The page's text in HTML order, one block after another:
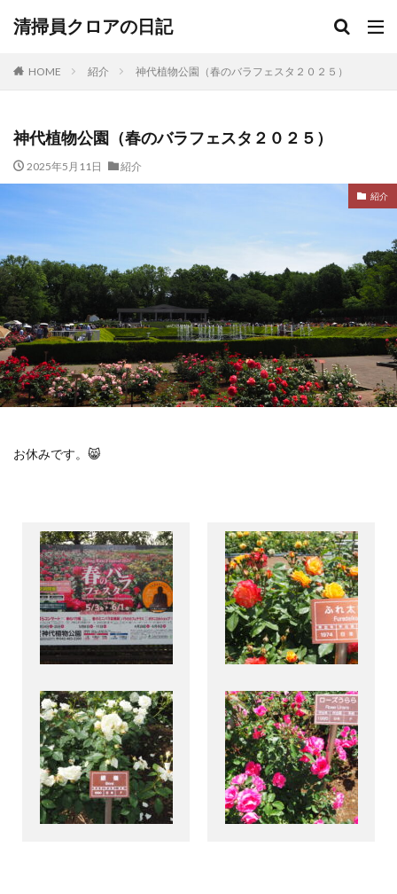
清掃員クロアの日記
HOME 紹介 神代植物公園（春のバラフェスタ２０２５）
神代植物公園（春のバラフェスタ２０２５）
2025年5月11日 紹介
紹介
お休みです。😸